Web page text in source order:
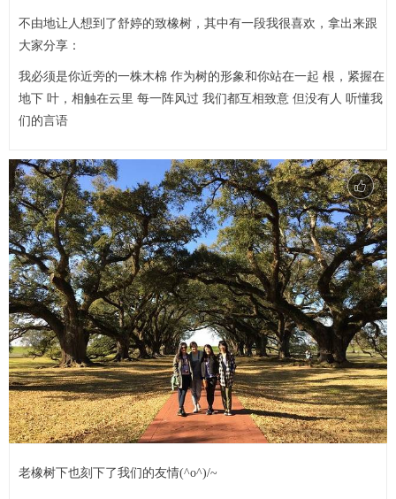
不由地让人想到了舒婷的致橡树，其中有一段我很喜欢，拿出来跟
大家分享：
我必须是你近旁的一株木棉 作为树的形象和你站在一起 根，紧握在
地下 叶，相触在云里 每一阵风过 我们都互相致意 但没有人 听懂我
们的言语
老橡树下也刻下了我们的友情(^o^)/~